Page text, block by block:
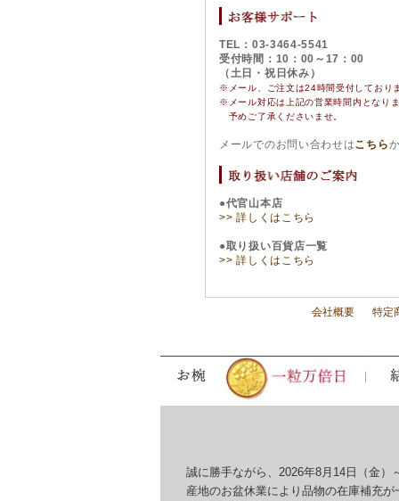
TEL：03-3464-5541
受付時間：10：00～17：00
（土日・祝日休み）
※メール、ご注文は24時間受付しており
※ メール対応は上記の営業時間内となり
予めご了承くださいませ。
メールでのお問い合わせはこちら
●代官山本店
>> 詳しくはこちら
●取り扱い百貨店一覧
>> 詳しくはこちら
会社概要 特定
誠に勝手ながら、2026年8月14日（金）
産地のお盆休業により品物の在庫補充が